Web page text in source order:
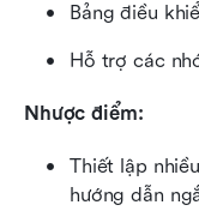
Bảng điều
Hỗ trợ các
Nhược điểm:
Thiết lập
hướng dẫn